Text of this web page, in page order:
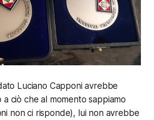
Luciano Capponi avrebbe
a ciò che al momento sappiamo
non ci risponde), lui non avrebbe